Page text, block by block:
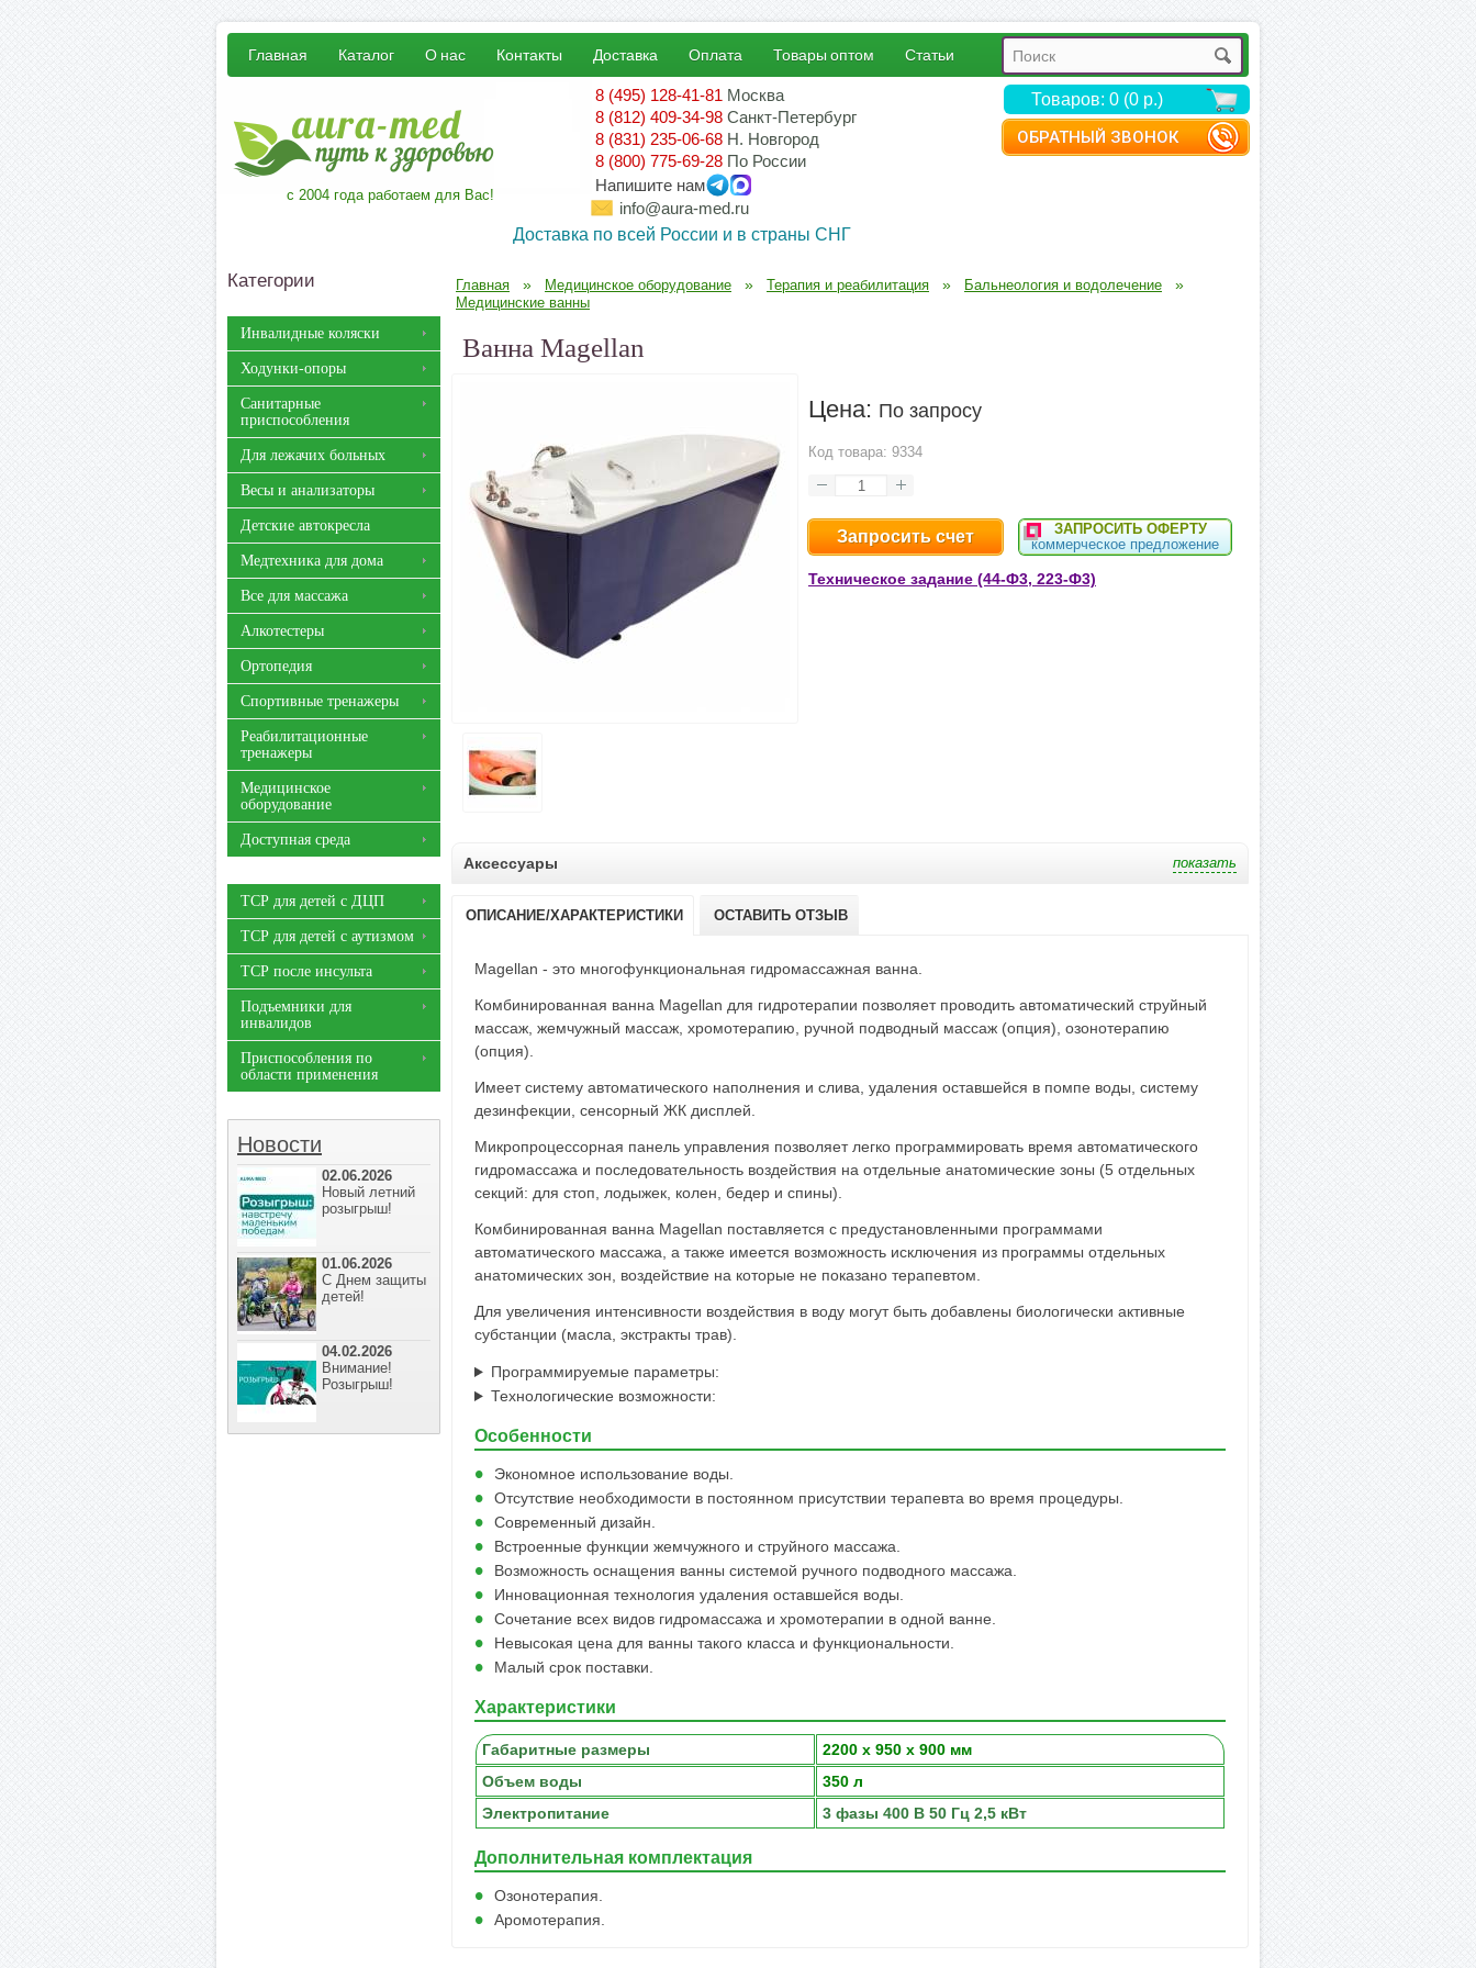
ОБРАТНЫЙ ЗВОНОК
Главная Каталог О нас Контакты Доставка Оплата Товары оптом Статьи
с 2004 года работаем для Вас!
8 (495) 128-41-81 Москва
8 (812) 409-34-98 Санкт-Петербург
8 (831) 235-06-68 Н. Новгород
8 (800) 775-69-28 По России
Напишите нам
info@aura-med.ru
Доставка по всей России и в страны СНГ
Товаров: 0 (0 р.)
Категории
Инвалидные коляски
Ходунки-опоры
Санитарные
приспособления
Для лежачих больных
Весы и анализаторы
Детские автокресла
Медтехника для дома
Все для массажа
Алкотестеры
Ортопедия
Спортивные тренажеры
Реабилитационные
тренажеры
Медицинское
оборудование
Доступная среда
ТСР для детей с ДЦП
ТСР для детей с аутизмом
ТСР после инсульта
Подъемники для
инвалидов
Приспособления по
области применения
Новости
02.06.2026
Новый летний
розыгрыш!
01.06.2026
С Днем защиты
детей!
04.02.2026
Внимание!
Розыгрыш!
Главная » Медицинское оборудование » Терапия и реабилитация » Бальнеология и водолечение »
Медицинские ванны
Ванна Magellan
Цена: По запросу
Код товара: 9334
Запросить счет
ЗАПРОСИТЬ ОФЕРТУ
коммерческое предложение
Техническое задание (44-Ф3, 223-Ф3)
Аксессуары
ОПИСАНИЕ/ХАРАКТЕРИСТИКИ ОСТАВИТЬ ОТЗЫВ
Magellan - это многофункциональная гидромассажная ванна.
Комбинированная ванна Magellan для гидротерапии позволяет проводить автоматический струйный
массаж, жемчужный массаж, хромотерапию, ручной подводный массаж (опция), озонотерапию
(опция).
Имеет систему автоматического наполнения и слива, удаления оставшейся в помпе воды, систему
дезинфекции, сенсорный ЖК дисплей.
Микропроцессорная панель управления позволяет легко программировать время автоматического
гидромассажа и последовательность воздействия на отдельные анатомические зоны (5 отдельных
секций: для стоп, лодыжек, колен, бедер и спины).
Комбинированная ванна Magellan поставляется с предустановленными программами
автоматического массажа, а также имеется возможность исключения из программы отдельных
анатомических зон, воздействие на которые не показано терапевтом.
Для увеличения интенсивности воздействия в воду могут быть добавлены биологически активные
субстанции (масла, экстракты трав).
Программируемые параметры:
Технологические возможности:
Особенности
Экономное использование воды.
Отсутствие необходимости в постоянном присутствии терапевта во время процедуры.
Современный дизайн.
Встроенные функции жемчужного и струйного массажа.
Возможность оснащения ванны системой ручного подводного массажа.
Инновационная технология удаления оставшейся воды.
Сочетание всех видов гидромассажа и хромотерапии в одной ванне.
Невысокая цена для ванны такого класса и функциональности.
Малый срок поставки.
Характеристики
Габаритные размеры 2200 х 950 х 900 мм
Объем воды
350 л
Электропитание
3 фазы 400 В 50 Гц 2,5 кВт
Дополнительная комплектация
Озонотерапия.
Аромотерапия.